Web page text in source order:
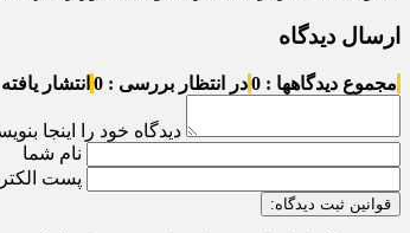
ارسال دیدگاه
مجموع دیدگاهها : 0 در انتظار بررسی : 0 انتشار یافته
دیدگاه خود را اینجا
نام شما
پست
قوانین ثبت دیدگاه: